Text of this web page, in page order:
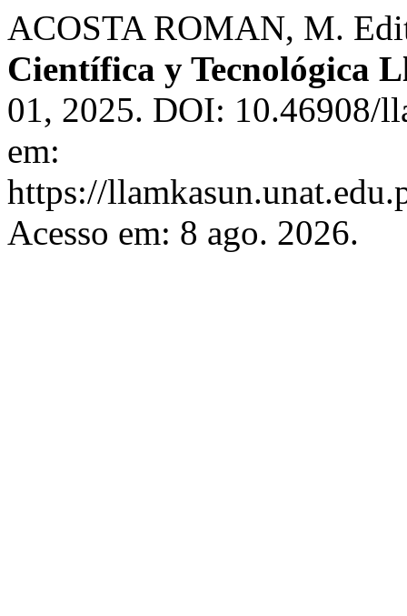
ACOSTA ROMAN, M.
Científica y Tecnológica
01, 2025. DOI: 10.46908/
em:
https://
Acesso em: 8 ago. 2026.